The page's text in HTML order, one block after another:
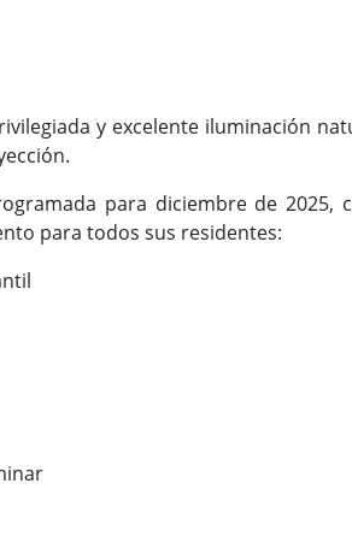
y excelente iluminación
para diciembre de 2025,
para todos sus residentes: